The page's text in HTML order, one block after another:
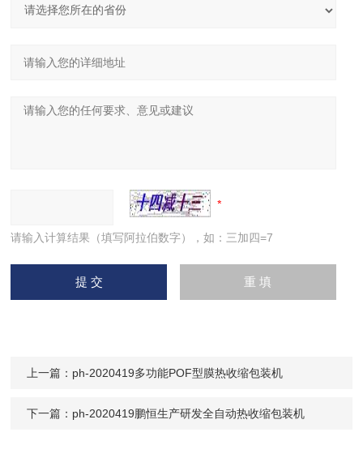
请输入计算结果（填写阿拉伯数字），如：三加四=7
上一篇： ph-2020419多功能POF型膜热收缩包装机
下一篇： ph-2020419鹏恒生产研发全自动热收缩包装机